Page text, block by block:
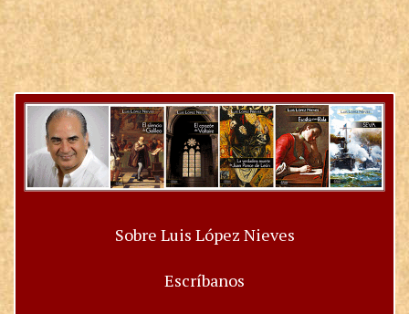
Sobre Luis López Nieves
Escríbanos